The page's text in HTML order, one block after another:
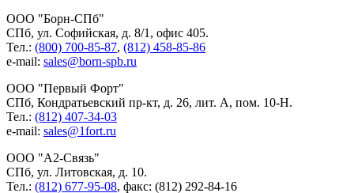
ООО
Борн-СПб
СПб, ул. Софийская, д. 8/1, офис 405.
Тел.: (800) 700-85-87, (812) 458-85-86
e-mail: sales@born-spb.ru
ООО
Первый Форт
СПб, Кондратьевский пр-кт, д. 26, лит. А, пом. 10-Н.
Тел.: (812) 407-34-03
e-mail: sales@1fort.ru
ООО
А2-Связь
СПб, ул. Литовская, д. 10.
Тел.: (812) 677-95-08, факс: (812) 292-84-16